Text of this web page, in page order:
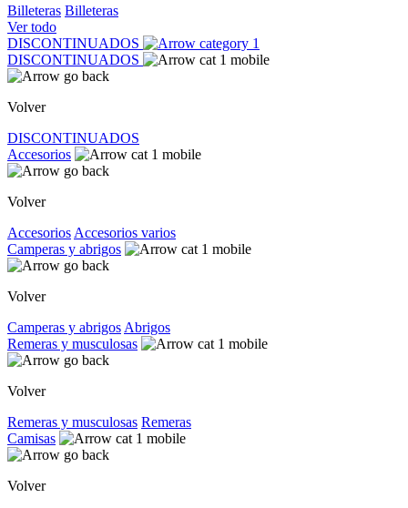
Billeteras Billeteras
Ver todo
DISCONTINUADOS
DISCONTINUADOS
Volver
DISCONTINUADOS
Accesorios
Volver
Accesorios Accesorios varios
Camperas y abrigos
Volver
Camperas y abrigos Abrigos
Remeras y musculosas
Volver
Remeras y musculosas Remeras
Camisas
Volver